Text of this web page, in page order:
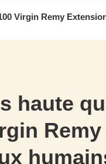
Virgin Remy
haute